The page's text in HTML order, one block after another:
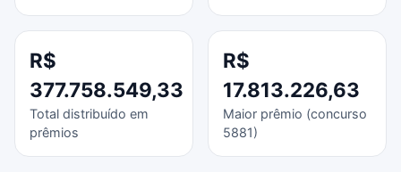
R$
377.758.549,33
Total distribuído em
prêmios
R$
17.813.226,63
Maior prêmio (concurso
5881)